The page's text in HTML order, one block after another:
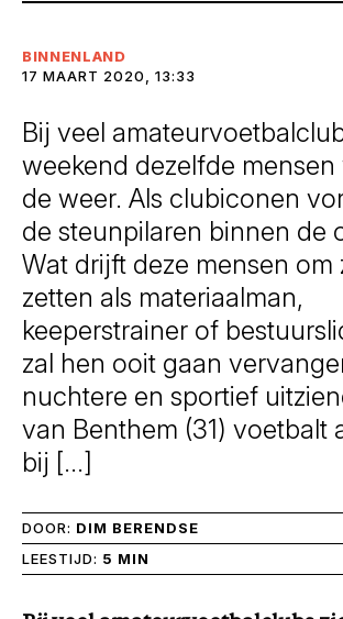
BINNENLAND
17 MAART 2020, 13:33
Bij veel
weekend dezelfde
de weer. Als clubiconen
de steunpilaren binnen de
Wat drijft deze mensen om
zetten als materiaalman,
keeperstrainer of
zal hen ooit gaan
nuchtere en sportief
van Benthem (31) voetbalt
bij […]
DOOR: DIM BERENDSE
LEESTIJD: 5 MIN